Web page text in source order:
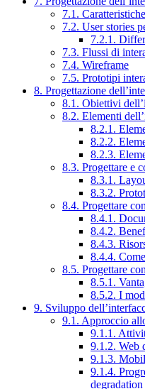
7.1.
7.2. User stories
7.2.1.
7.3. Flussi di
7.4. Wireframe
7.5. Prototipi
8. Progettazione
8.1. Obiettivi
8.2. Elementi
8.2.1.
8.2.2.
8.2.3.
8.3. Progettare e
8.3.1.
8.3.2.
8.4. Progettare
8.4.1.
8.4.2.
8.4.3.
8.4.4.
8.5. Progettare
8.5.1.
8.5.2. I
9. Sviluppo
9.1. Approccio
9.1.1.
9.1.2. Web
9.1.3.
9.1.4.
degradation